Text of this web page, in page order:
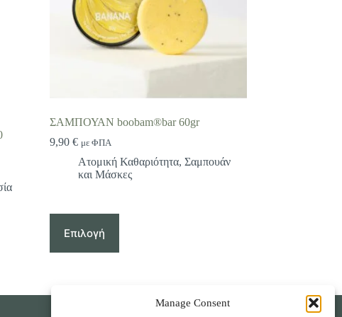
Manage Consent
ΣΑΜΠΟΥΑΝ boobam®bar 60gr
9,90€ με ΦΠΑ
Ατομική Καθαριότητα,Σαμπουάν
και Μάσκες
Επιλογή
Οι